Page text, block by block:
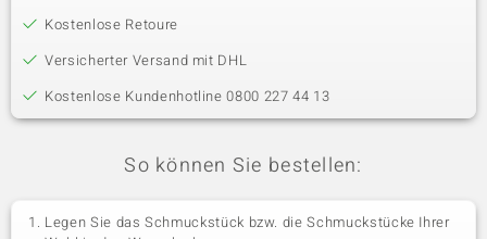
Kostenlose Retoure
Versicherter Versand mit DHL
Kostenlose Kundenhotline 0800 227 44 13
So können Sie bestellen:
Legen Sie das Schmuckstück bzw. die Schmuckstücke Ihrer